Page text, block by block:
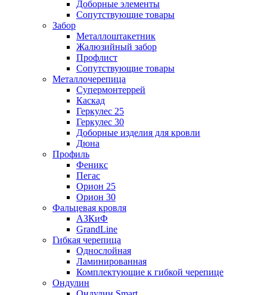
Доборные элементы
Сопутствующие товары
Забор
Металлоштакетник
Жалюзийный забор
Профлист
Сопутствующие товары
Металлочерепица
Супермонтеррей
Каскад
Геркулес 25
Геркулес 30
Доборные изделия для кровли
Дюна
Профиль
Феникс
Пегас
Орион 25
Орион 30
Фальцевая кровля
АЗКиФ
GrandLine
Гибкая черепица
Однослойная
Ламинированная
Комплектующие к гибкой черепице
Ондулин